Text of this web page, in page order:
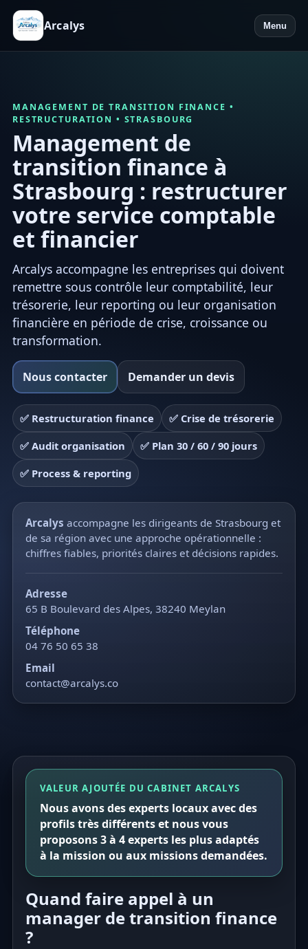
Arcalys Menu
MANAGEMENT DE TRANSITION FINANCE •
RESTRUCTURATION • STRASBOURG
Management de
transition finance à
Strasbourg : restructurer
votre service comptable
et financier
Arcalys accompagne les entreprises qui doivent
remettre sous contrôle leur comptabilité, leur
trésorerie, leur reporting ou leur organisation
financière en période de crise, croissance ou
transformation.
Nous contacter Demander un devis
✅ Restructuration finance
✅ Crise de trésorerie
✅ Audit organisation
✅ Plan 30 / 60 / 90 jours
✅ Process & reporting
Arcalys accompagne les dirigeants de Strasbourg et
de sa région avec une approche opérationnelle :
chiffres fiables, priorités claires et décisions rapides.
Adresse
65 B Boulevard des Alpes, 38240 Meylan
Téléphone
04 76 50 65 38
Email
contact@arcalys.co
VALEUR AJOUTÉE DU CABINET ARCALYS
Nous avons des experts locaux avec des
profils très différents et nous vous
proposons 3 à 4 experts les plus adaptés
à la mission ou aux missions demandées.
Quand faire appel à un
manager de transition finance
?